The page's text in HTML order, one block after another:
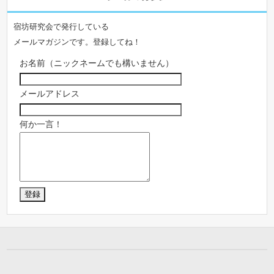
宿坊研究会で発行している
メールマガジンです。登録してね！
お名前（ニックネームでも構いません）
メールアドレス
何か一言！